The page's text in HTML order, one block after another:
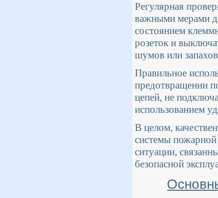
Регулярная
важными мерами
состоянием
розеток и
шумов или
Правильное
предотвращении
цепей, не
использованием
В целом,
системы пожарной
ситуации,
безопасной